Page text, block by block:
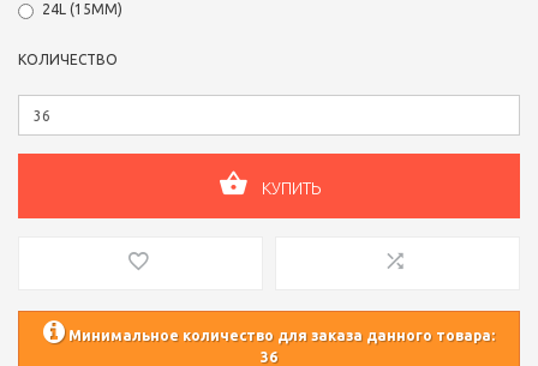
24L (15ММ)
КОЛИЧЕСТВО
КУПИТЬ
Минимальное количество для заказа данного товара:
36